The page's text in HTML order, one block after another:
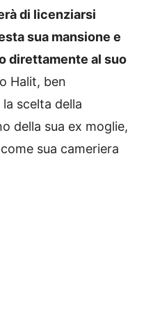
di licenziarsi
sua mansione e
direttamente al suo
Halit, ben
scelta della
della sua ex moglie,
sua cameriera